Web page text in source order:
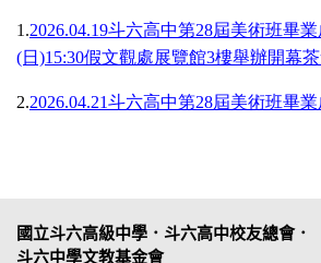
1.2026.04.19斗六高中第28屆美術班畢
(日)15:30假文觀處展覽館3樓舉辦開幕
2.2026.04.21斗六高中第28屆美術班畢
國立斗六高級中學．斗六高中校友總會．
斗六中學文教基金會